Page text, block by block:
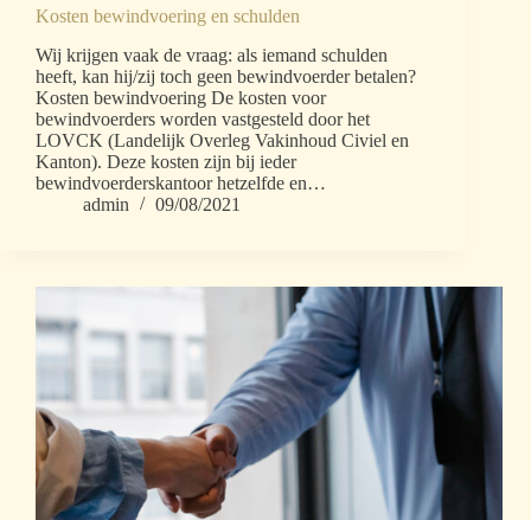
Kosten bewindvoering en schulden
Wij krijgen vaak de vraag: als iemand schulden
heeft, kan hij/zij toch geen bewindvoerder betalen?
Kosten bewindvoering De kosten voor
bewindvoerders worden vastgesteld door het
LOVCK (Landelijk Overleg Vakinhoud Civiel en
Kanton). Deze kosten zijn bij ieder
bewindvoerderskantoor hetzelfde en…
admin
09/08/2021